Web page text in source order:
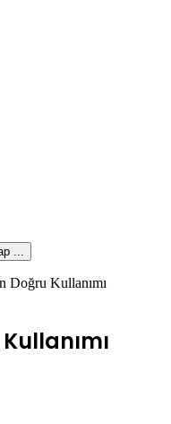
...
Doğru Kullanımı